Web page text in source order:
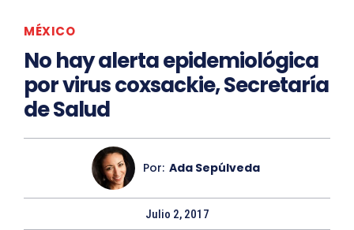
MÉXICO
No hay alerta epidemiológica
por virus coxsackie, Secretaría
de Salud
Por: Ada Sepúlveda
Julio 2, 2017